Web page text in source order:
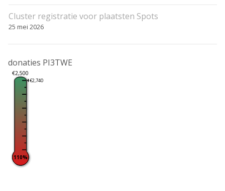
Cluster registratie voor plaatsten Spots
25 mei 2026
donaties PI3TWE
€2,500
€2,740
110%